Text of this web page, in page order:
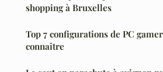
shopping à Bruxelles
Top 7 configurations de PC
connaître